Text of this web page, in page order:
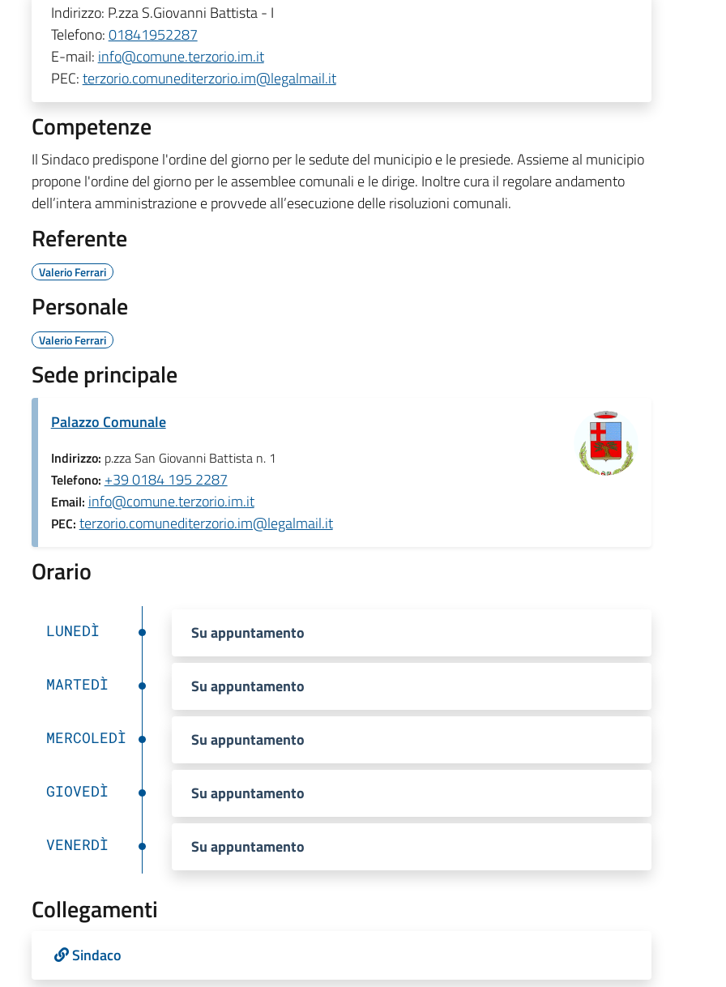
Indirizzo: P.zza S.Giovanni Battista - I
Telefono:01841952287
E-mail: info@comune.terzorio.im.it
PEC:terzorio.comunediterzorio.im@legalmail.it
Competenze
Il Sindaco predispone l'ordine del giorno per le sedute del municipio e le presiede. Assieme al municipio
propone l'ordine del giorno per le assemblee comunali e le dirige. Inoltre cura il regolare andamento
dell’intera amministrazione e provvede all’esecuzione delle risoluzioni comunali.
Referente
Valerio Ferrari
Personale
Valerio Ferrari
Sede principale
Palazzo Comunale
Indirizzo: p.zza San Giovanni Battista n. 1
Telefono: +39 0184 195 2287
Email: info@comune.terzorio.im.it
PEC: terzorio.comunediterzorio.im@legalmail.it
Orario
LUNEDÌ Su appuntamento
MARTEDÌ Su appuntamento
MERCOLEDÌ Su appuntamento
GIOVEDÌ Su appuntamento
VENERDÌ Su appuntamento
Collegamenti
Sindaco